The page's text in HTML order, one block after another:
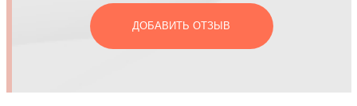
ДОБАВИТЬ ОТЗЫВ